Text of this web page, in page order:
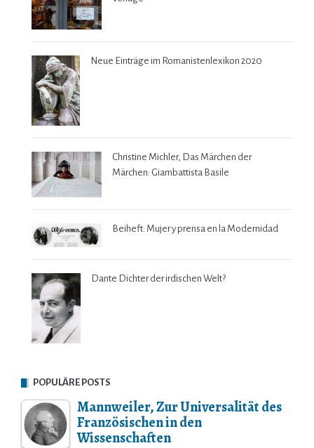
Neue Einträge im Romanistenlexikon 2020
Christine Michler, Das Märchen der
Märchen: Giambattista Basile
Beiheft: Mujer y prensa en la Modernidad
Dante Dichter der irdischen Welt?
POPULÄRE POSTS
Mannweiler, Zur Universalität des
Französischen in den
Wissenschaften